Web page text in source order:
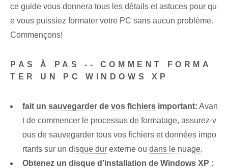
ce guide vous donnera tous les détails et astuces pour qu
e vous puissiez formater votre PC sans aucun problème.
Commençons!
PAS À PAS -- COMMENT FORMA
TER UN PC WINDOWS XP
fait un sauvegarder de vos fichiers important: Avan
t de commencer le processus de formatage, assurez-v
ous de sauvegarder tous vos fichiers et données impo
rtants sur un disque dur externe ou dans le nuage.
Obtenez un disque d'installation de Windows XP :